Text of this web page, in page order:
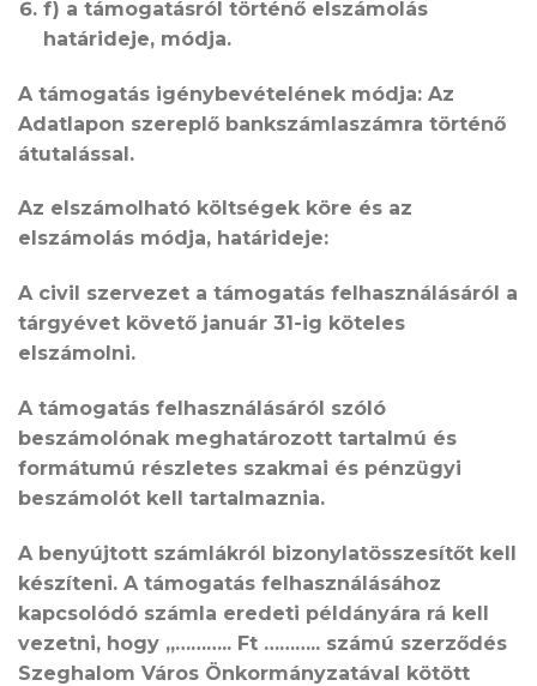
f) a támogatásról történő elszámolás
határideje, módja.
A támogatás igénybevételének módja: Az
Adatlapon szereplő bankszámlaszámra történő
átutalással.
Az elszámolható költségek köre és az
elszámolás módja, határideje:
A civil szervezet a támogatás felhasználásáról a
tárgyévet követő január 31-ig köteles
elszámolni.
A támogatás felhasználásáról szóló
beszámolónak meghatározott tartalmú és
formátumú részletes szakmai és pénzügyi
beszámolót kell tartalmaznia.
A benyújtott számlákról bizonylatösszesítőt kell
készíteni. A támogatás felhasználásához
kapcsolódó számla eredeti példányára rá kell
vezetni, hogy „……….. Ft ……….. számú szerződés
Szeghalom Város Önkormányzatával kötött